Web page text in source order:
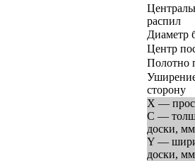
распил
Диаметр
Центр
Полотно
сторону
X —
C —
доски, мм
Y —
доски, мм